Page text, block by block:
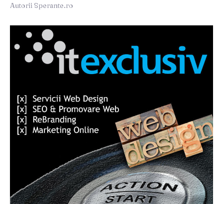
Autorii Sperante.ro